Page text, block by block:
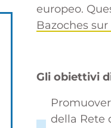
europeo.
Bazoches
Gli obiettivi
della Rete